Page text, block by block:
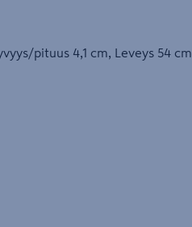
pituus 4,1 cm, Leveys 54 cm.